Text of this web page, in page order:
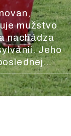
mužstvo
nachádza
Jeho
ani
udržať tím
ide proti